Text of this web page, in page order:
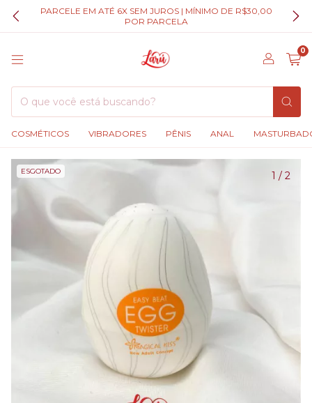
PARCELE EM ATÉ 6X SEM JUROS | MÍNIMO DE R$30,00
POR PARCELA
0
COSMÉTICOS VIBRADORES PÊNIS ANAL
ESGOTADO 1 / 2